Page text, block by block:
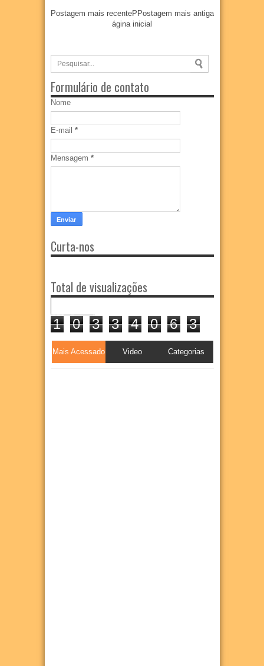
Postagem mais recente Postagem mais antiga
P
ágina inicial
Formulário de contato
Nome
E-mail *
Mensagem *
Curta-nos
Total de visualizações
1 0 3 3 4 0 6 3
Mais Acessado Video Categorias